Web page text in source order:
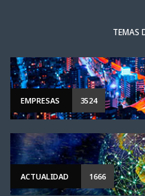
TEMAS
EMPRESAS 3524
ACTUALIDAD 1666